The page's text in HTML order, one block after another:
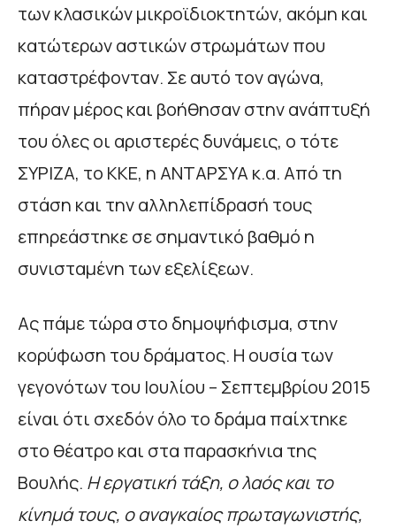
των κλασικών μικροϊδιοκτητών, ακόμη και
κατώτερων αστικών στρωμάτων που
καταστρέφονταν. Σε αυτό τον αγώνα,
πήραν μέρος και βοήθησαν στην ανάπτυξή
του όλες οι αριστερές δυνάμεις, ο τότε
ΣΥΡΙΖΑ, το ΚΚΕ, η ΑΝΤΑΡΣΥΑ κ.α. Από τη
στάση και την αλληλεπίδρασή τους
επηρεάστηκε σε σημαντικό βαθμό η
συνισταμένη των εξελίξεων.
Ας πάμε τώρα στο δημοψήφισμα, στην
κορύφωση του δράματος. Η ουσία των
γεγονότων του Ιουλίου – Σεπτεμβρίου 2015
είναι ότι σχεδόν όλο το δράμα παίχτηκε
στο θέατρο και στα παρασκήνια της
Βουλής. Η εργατική τάξη, ο λαός και το
κίνημά τους, ο αναγκαίος πρωταγωνιστής,